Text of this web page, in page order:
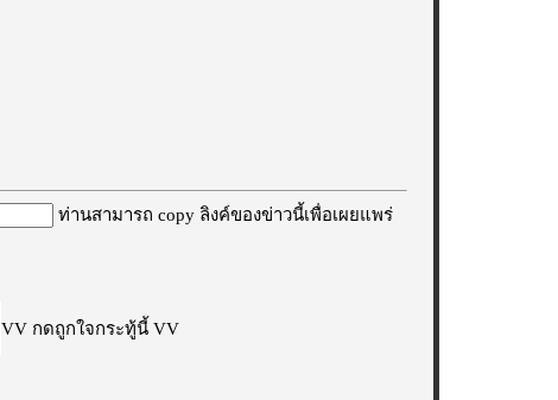
ท่านสามารถ copy ลิงค์ของข่าวนี้เพื่อเผยแพร่
VV กดถูกใจกระทู้นี้ VV